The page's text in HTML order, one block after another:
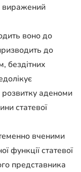
виражений
воно до
до
бездітних
аденоми
статевої
вченими
функції статевої
представника